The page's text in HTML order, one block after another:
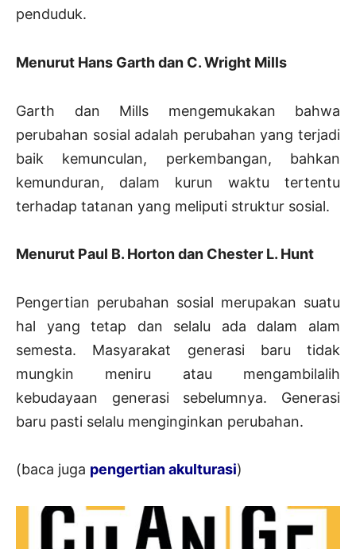
penduduk.
Menurut Hans Garth dan C. Wright Mills
Garth dan Mills mengemukakan bahwa
perubahan sosial adalah perubahan yang terjadi
baik kemunculan, perkembangan, bahkan
kemunduran, dalam kurun waktu tertentu
terhadap tatanan yang meliputi struktur sosial.
Menurut Paul B. Horton dan Chester L. Hunt
Pengertian perubahan sosial merupakan suatu
hal yang tetap dan selalu ada dalam alam
semesta. Masyarakat generasi baru tidak
mungkin meniru atau mengambilalih
kebudayaan generasi sebelumnya. Generasi
baru pasti selalu menginginkan perubahan.
(baca juga pengertian akulturasi)